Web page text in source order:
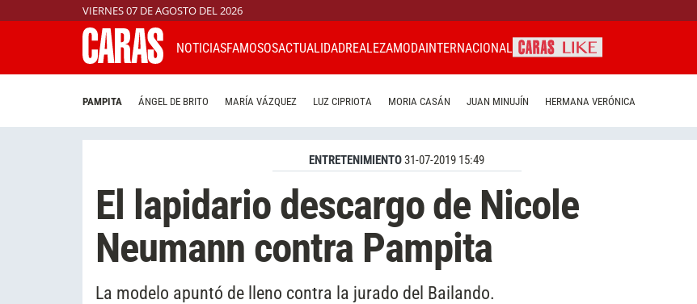
VIERNES 07 DE AGOSTO DEL 2026
NOTICIASFAMOSOSACTUALIDADREALEZAMODAINTERNACIONAL
PAMPITA ÁNGEL DE BRITO MARÍA VÁZQUEZ LUZ CIPRIOTA MORIA CASÁN JUAN MINUJÍN HERMANA VERÓNICA
ENTRETENIMIENTO31-07-2019 15:49
El lapidario descargo de Nicole
Neumann contra Pampita
La modelo apuntó de lleno contra la jurado del Bailando.